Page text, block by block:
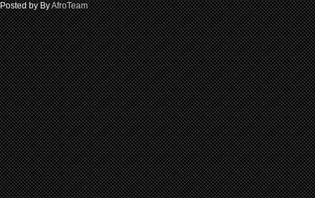
Posted by ByAfroTeam